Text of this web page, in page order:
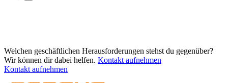
Welchen geschäftlichen Herausforderungen stehst du gegenüber?
Wir können dir dabei helfen. Kontakt aufnehmen
Kontakt aufnehmen